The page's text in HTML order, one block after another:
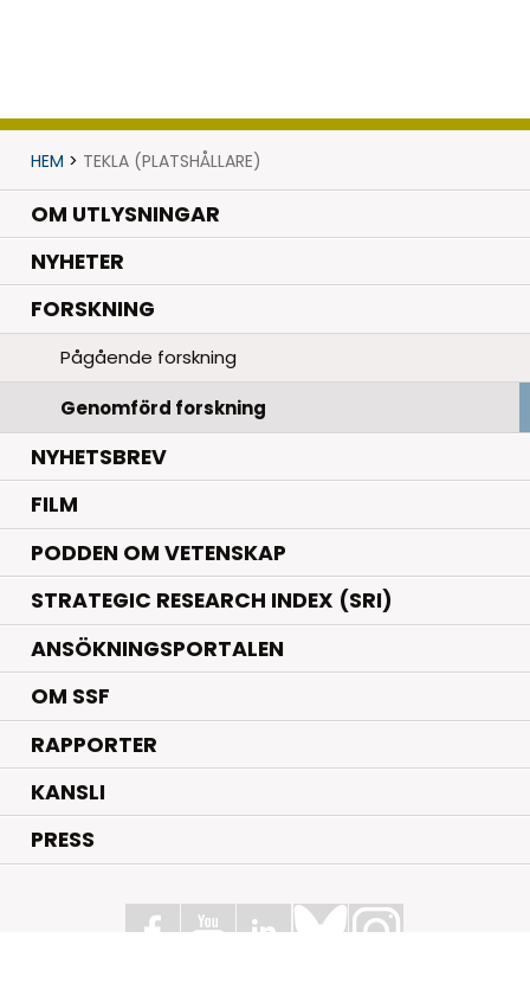
HEM > TEKLA (PLATSHÅLLARE)
OM UTLYSNINGAR
NYHETER.
FORSKNING.
Pågående forskning
Genomförd forskning
NYHETSBREV
FILM
PODDEN OM VETENSKAP
STRATEGIC RESEARCH INDEX (SRI)
ANSÖKNINGSPORTALEN
OM SSF
RAPPORTER
KANSLI
PRESS